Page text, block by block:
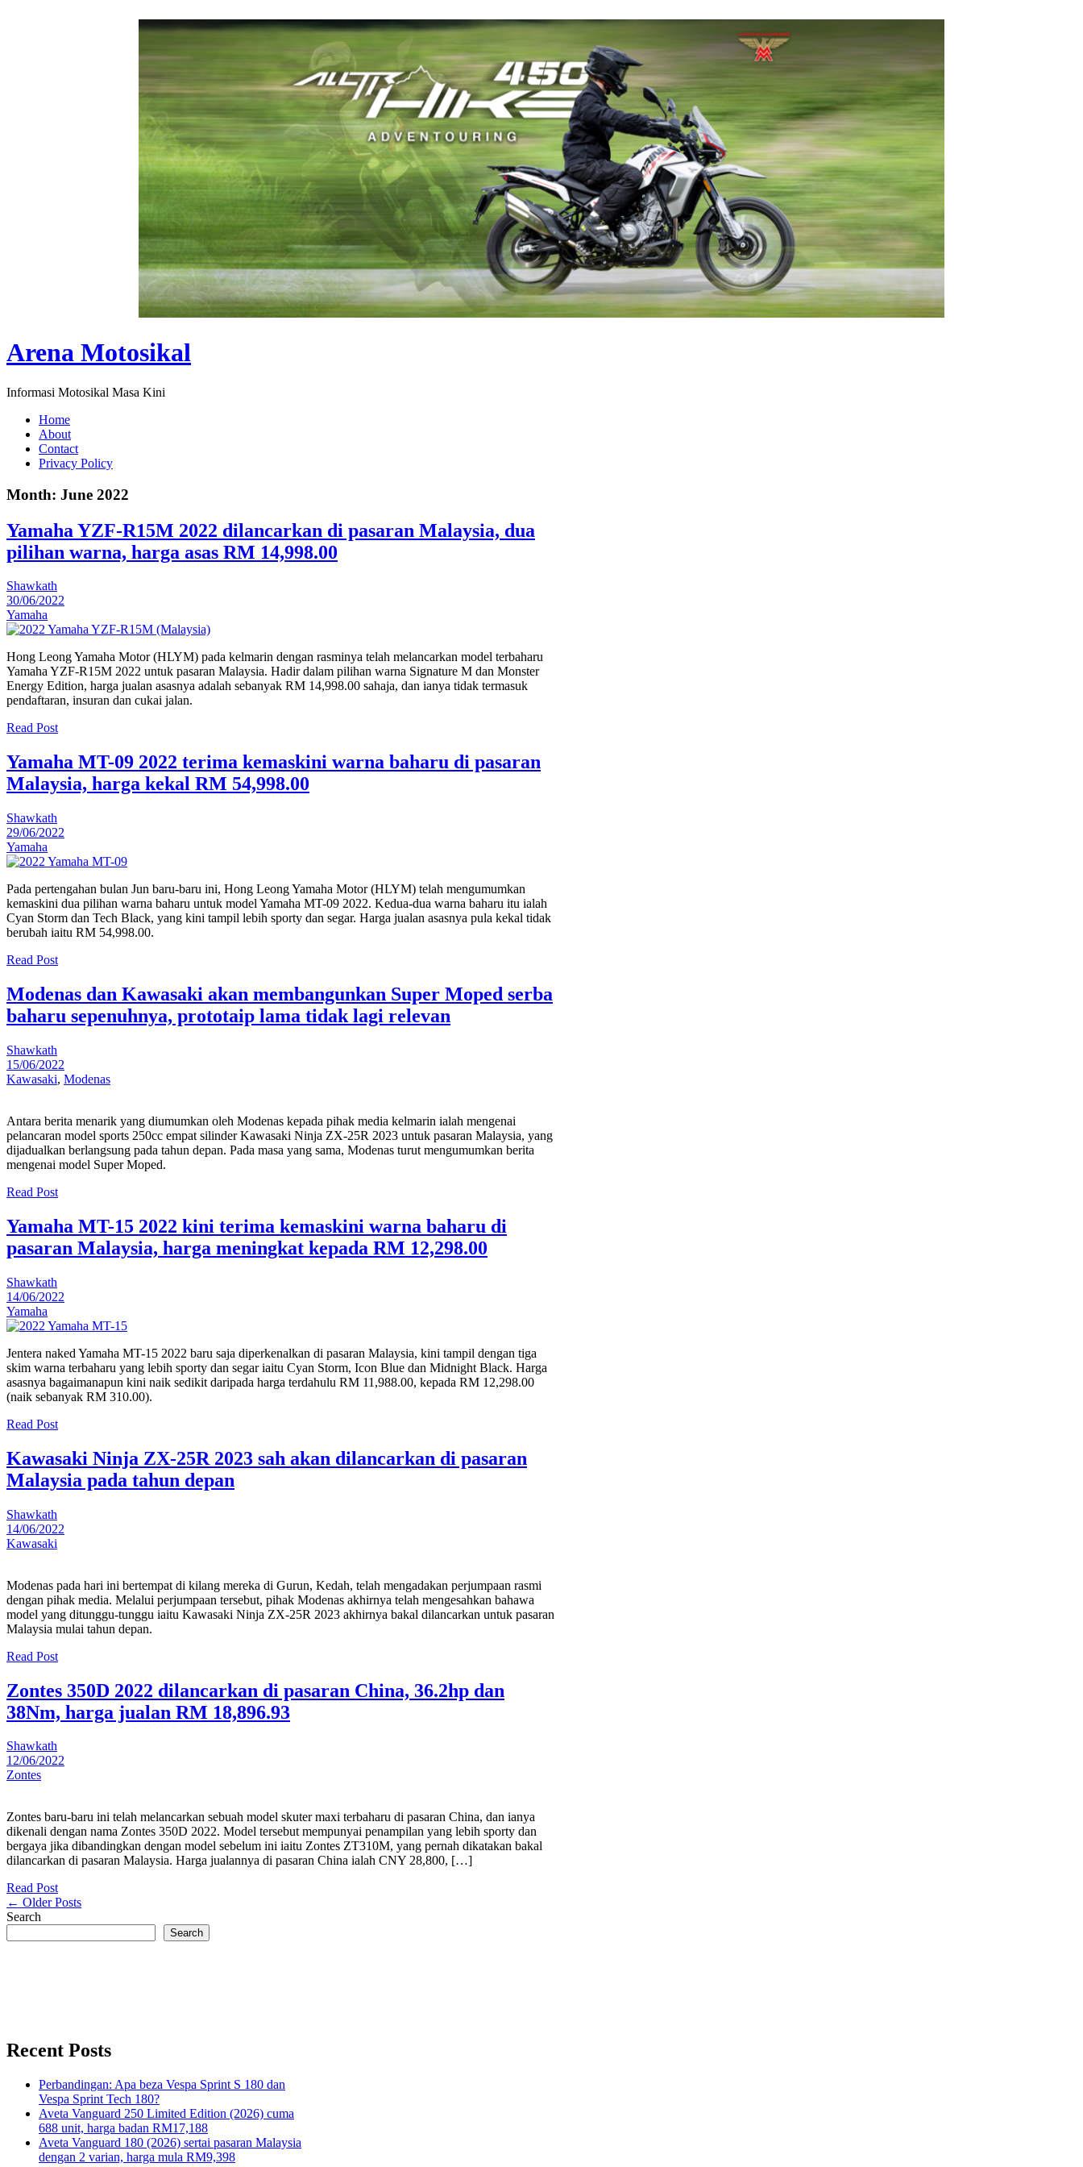
Arena Motosikal
Informasi Motosikal Masa Kini
Home
About
Contact
Privacy Policy
Month: June 2022
Yamaha YZF-R15M 2022 dilancarkan di pasaran Malaysia, dua
pilihan warna, harga asas RM 14,998.00
Shawkath
30/06/2022
Yamaha
Hong Leong Yamaha Motor (HLYM) pada kelmarin dengan rasminya telah melancarkan model terbaharu
Yamaha YZF-R15M 2022 untuk pasaran Malaysia. Hadir dalam pilihan warna Signature M dan Monster
Energy Edition, harga jualan asasnya adalah sebanyak RM 14,998.00 sahaja, dan ianya tidak termasuk
pendaftaran, insuran dan cukai jalan.
Read Post
Yamaha MT-09 2022 terima kemaskini warna baharu di pasaran
Malaysia, harga kekal RM 54,998.00
Shawkath
29/06/2022
Yamaha
Pada pertengahan bulan Jun baru-baru ini, Hong Leong Yamaha Motor (HLYM) telah mengumumkan
kemaskini dua pilihan warna baharu untuk model Yamaha MT-09 2022. Kedua-dua warna baharu itu ialah
Cyan Storm dan Tech Black, yang kini tampil lebih sporty dan segar. Harga jualan asasnya pula kekal tidak
berubah iaitu RM 54,998.00.
Read Post
Modenas dan Kawasaki akan membangunkan Super Moped serba
baharu sepenuhnya, prototaip lama tidak lagi relevan
Shawkath
15/06/2022
Kawasaki, Modenas
Antara berita menarik yang diumumkan oleh Modenas kepada pihak media kelmarin ialah mengenai
pelancaran model sports 250cc empat silinder Kawasaki Ninja ZX-25R 2023 untuk pasaran Malaysia, yang
dijadualkan berlangsung pada tahun depan. Pada masa yang sama, Modenas turut mengumumkan berita
mengenai model Super Moped.
Read Post
Yamaha MT-15 2022 kini terima kemaskini warna baharu di
pasaran Malaysia, harga meningkat kepada RM 12,298.00
Shawkath
14/06/2022
Yamaha
Jentera naked Yamaha MT-15 2022 baru saja diperkenalkan di pasaran Malaysia, kini tampil dengan tiga
skim warna terbaharu yang lebih sporty dan segar iaitu Cyan Storm, Icon Blue dan Midnight Black. Harga
asasnya bagaimanapun kini naik sedikit daripada harga terdahulu RM 11,988.00, kepada RM 12,298.00
(naik sebanyak RM 310.00).
Read Post
Kawasaki Ninja ZX-25R 2023 sah akan dilancarkan di pasaran
Malaysia pada tahun depan
Shawkath
14/06/2022
Kawasaki
Modenas pada hari ini bertempat di kilang mereka di Gurun, Kedah, telah mengadakan perjumpaan rasmi
dengan pihak media. Melalui perjumpaan tersebut, pihak Modenas akhirnya telah mengesahkan bahawa
model yang ditunggu-tunggu iaitu Kawasaki Ninja ZX-25R 2023 akhirnya bakal dilancarkan untuk pasaran
Malaysia mulai tahun depan.
Read Post
Zontes 350D 2022 dilancarkan di pasaran China, 36.2hp dan
38Nm, harga jualan RM 18,896.93
Shawkath
12/06/2022
Zontes
Zontes baru-baru ini telah melancarkan sebuah model skuter maxi terbaharu di pasaran China, dan ianya
dikenali dengan nama Zontes 350D 2022. Model tersebut mempunyai penampilan yang lebih sporty dan
bergaya jika dibandingkan dengan model sebelum ini iaitu Zontes ZT310M, yang pernah dikatakan bakal
dilancarkan di pasaran Malaysia. Harga jualannya di pasaran China ialah CNY 28,800, […]
Read Post
← Older Posts
Search
Search
Recent Posts
Perbandingan: Apa beza Vespa Sprint S 180 dan
Vespa Sprint Tech 180?
Aveta Vanguard 250 Limited Edition (2026) cuma
688 unit, harga badan RM17,188
Aveta Vanguard 180 (2026) sertai pasaran Malaysia
dengan 2 varian, harga mula RM9,398